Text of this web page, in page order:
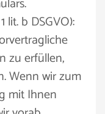
lit. b DSGVO):
zu erfüllen,
Wenn wir zum
mit Ihnen